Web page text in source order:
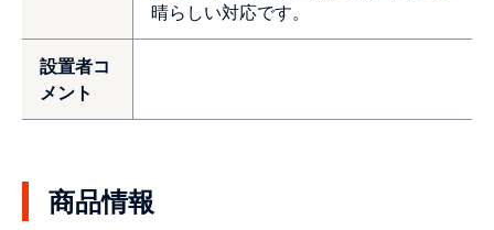
晴らしい対応です。
設置者コ
メント
商品情報